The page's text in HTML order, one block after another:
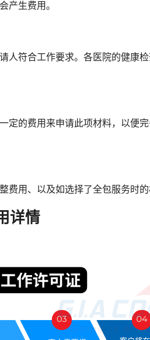
产生费用。
人符合工作要求。各医院的健康
定的费用来申请此项材料，以便
费用、以及如选择了全包服务时的
详情